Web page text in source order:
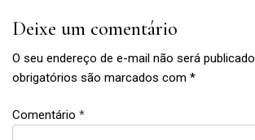
Deixe um comentário
O seu endereço de e-mail não será publicado.
obrigatórios são marcados com *
Comentário *